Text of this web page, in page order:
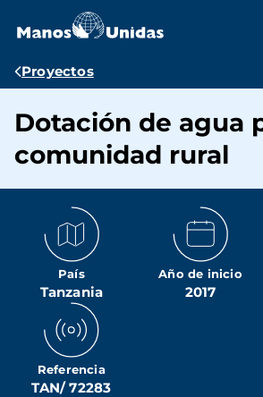
contenido
Ruta
navegación
Proyectos
Dotación de agua
comunidad rural
País
Tanzania
Año de inicio
2017
Referencia
TAN/ 72283